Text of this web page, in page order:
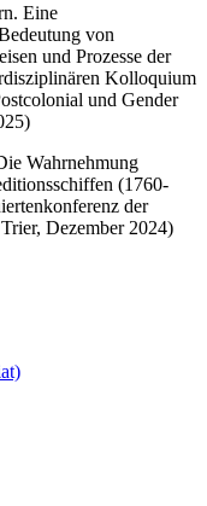
Eine
von
und Prozesse der
Kolloquium
und Gender
Wahrnehmung
(1760-
der
Dezember 2024)